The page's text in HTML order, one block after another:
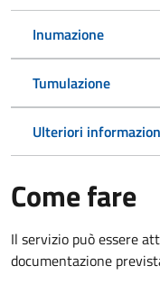
Inumazione
Tumulazione
Ulteriori
Come fare
Il servizio può essere
documentazione